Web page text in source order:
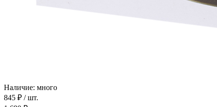
Наличие: много
845 ₽ / шт.